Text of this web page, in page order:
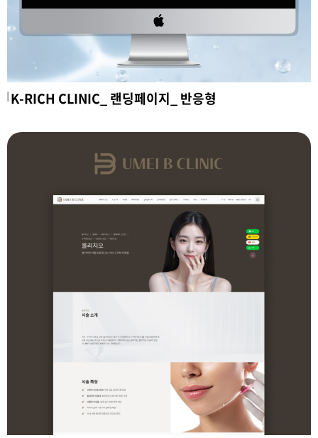
K-RICH CLINIC_ 랜딩페이지_ 반응형